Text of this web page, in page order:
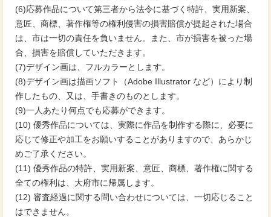
(6)応募作品について第三者から法令に基づく特許、実用新案、
意匠、商標、著作権等の権利侵害の損害賠償が提起された場合
は、市は一切の責任を負いません。また、市が損害を被った場
合、損害を賠償していただきます。
(7)デザイン画は、フルカラーとします。
(8)デザイン画は描画ソフト（Adobe Illustrator など）により制
作したもの、又は、手書きのものとします。
(9)一人あたり何点でも応募ができます。
(10) 優秀作品については、実際に作品を制作する際に、必要に
応じて修正や加工をお願いすることがありますので、あらかじ
めご了承ください。
(11) 優秀作品の特許、実用新案、意匠、商標、著作権に関する
全ての権利は、大府市に帰属します。
(12) 審査経過に関する問い合わせについては、一切応じること
はできません。